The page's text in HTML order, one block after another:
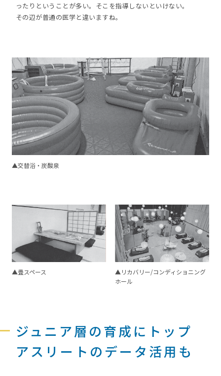
ったりということが多い。そこを指導しないといけない。
その辺が普通の医学と違いますね。
▲交替浴・炭酸泉
▲畳スペース
▲リカバリー/コンディショニング
ホール
ジュニア層の育成にトップ
アスリートのデータ活用も